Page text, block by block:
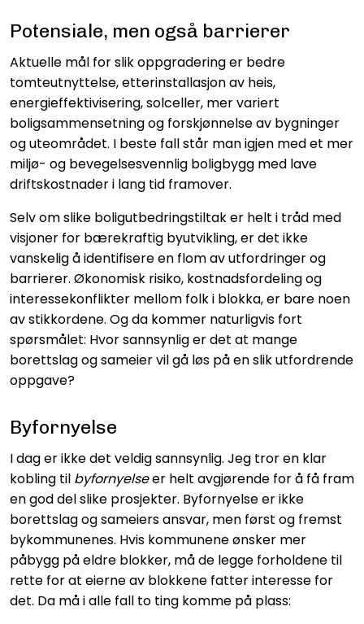
Potensiale, men også barrierer
Aktuelle mål for slik oppgradering er bedre
tomteutnyttelse, etterinstallasjon av heis,
energieffektivisering, solceller, mer variert
boligsammensetning og forskjønnelse av bygninger
og uteområdet. I beste fall står man igjen med et mer
miljø- og bevegelsesvennlig boligbygg med lave
driftskostnader i lang tid framover.
Selv om slike boligutbedringstiltak er helt i tråd med
visjoner for bærekraftig byutvikling, er det ikke
vanskelig å identifisere en flom av utfordringer og
barrierer. Økonomisk risiko, kostnadsfordeling og
interessekonflikter mellom folk i blokka, er bare noen
av stikkordene. Og da kommer naturligvis fort
spørsmålet: Hvor sannsynlig er det at mange
borettslag og sameier vil gå løs på en slik utfordrende
oppgave?
Byfornyelse
I dag er ikke det veldig sannsynlig. Jeg tror en klar
kobling til byfornyelseer helt avgjørende for å få fram
en god del slike prosjekter. Byfornyelse er ikke
borettslag og sameiers ansvar, men først og fremst
bykommunenes. Hvis kommunene ønsker mer
påbygg på eldre blokker, må de legge forholdene til
rette for at eierne av blokkene fatter interesse for
det. Da må i alle fall to ting komme på plass: